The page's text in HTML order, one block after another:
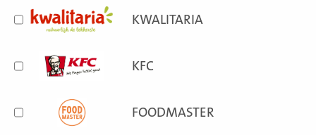
KWALITARIA
KFC
FOODMASTER